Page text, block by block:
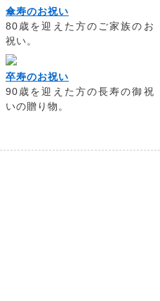
傘寿のお祝い
80歳を迎えた方のご家族のお
祝い。
卒寿のお祝い
90歳を迎えた方の長寿の御祝
いの贈り物。